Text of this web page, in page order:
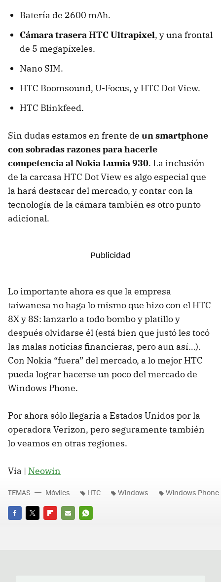
Batería de 2600 mAh.
Cámara trasera HTC Ultrapixel, y una frontal
de 5 megapíxeles.
Nano SIM.
HTC Boomsound, U-Focus, y HTC Dot View.
HTC Blinkfeed.
Sin dudas estamos en frente de un smartphone
con sobradas razones para hacerle
competencia al Nokia Lumia 930. La inclusión
de la carcasa HTC Dot View es algo especial que
la hará destacar del mercado, y contar con la
tecnología de la cámara también es otro punto
adicional.
Lo importante ahora es que la empresa
taiwanesa no haga lo mismo que hizo con el HTC
8X y 8S: lanzarlo a todo bombo y platillo y
después olvidarse él (está bien que justó les tocó
las malas noticias financieras, pero aun así…).
Con Nokia “fuera” del mercado, a lo mejor HTC
pueda lograr hacerse un poco del mercado de
Windows Phone.
Por ahora sólo llegaría a Estados Unidos por la
operadora Verizon, pero seguramente también
lo veamos en otras regiones.
Via | Neowin
FACEBOOK
TWITTERFLIPBOARD
E-
WHATSAPP
TEMAS Móviles HTC Windows Windows Phone